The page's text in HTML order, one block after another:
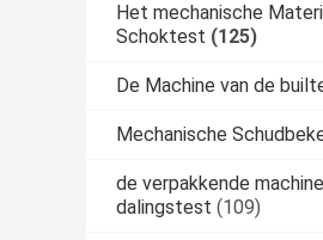
Het mechanische
Schoktest (125)
De Machine van de
Mechanische
de verpakkende
dalingstest (109)